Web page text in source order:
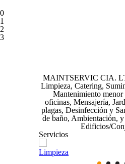
0
1
2
3
MAINTSERVIC CIA.
Limpieza, Catering,
Mantenimiento menor
oficinas, Mensajería,
plagas, Desinfección y
de baño, Ambientación,
Edificios/
Servicios
Limpieza